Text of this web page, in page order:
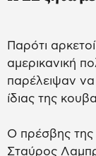
Παρότι
αμερικανική
παρέλειψαν να
ίδιας της
Ο πρέσβης
Σταύρος